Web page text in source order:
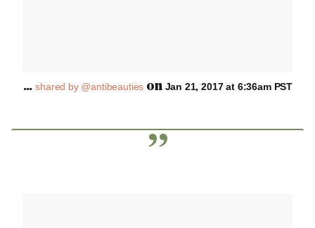
A
post shared by @antibeauties on Jan 21, 2017 at 6:36am PST